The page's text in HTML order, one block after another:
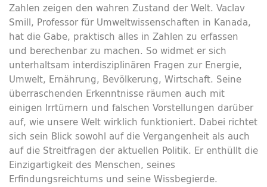
Zahlen zeigen den wahren Zustand der Welt. Vaclav
Smill, Professor für Umweltwissenschaften in Kanada,
hat die Gabe, praktisch alles in Zahlen zu erfassen
und berechenbar zu machen. So widmet er sich
unterhaltsam interdisziplinären Fragen zur Energie,
Umwelt, Ernährung, Bevölkerung, Wirtschaft. Seine
überraschenden Erkenntnisse räumen auch mit
einigen Irrtümern und falschen Vorstellungen darüber
auf, wie unsere Welt wirklich funktioniert. Dabei richtet
sich sein Blick sowohl auf die Vergangenheit als auch
auf die Streitfragen der aktuellen Politik. Er enthüllt die
Einzigartigkeit des Menschen, seines
Erfindungsreichtums und seine Wissbegierde.